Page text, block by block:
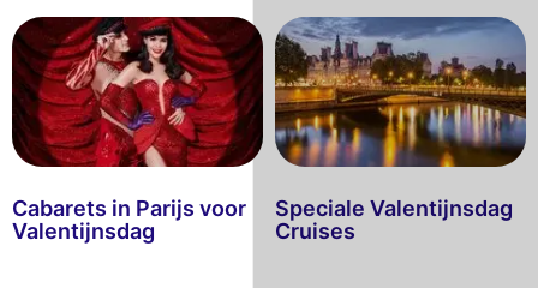
Cabarets in Parijs voor
Valentijnsdag
Speciale Valentijnsdag
Cruises